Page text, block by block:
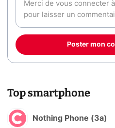
Poster mon
Top smartphone
Nothing Phone (3a)